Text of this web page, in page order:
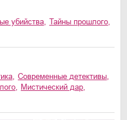
убийства, тайны прошлого,
, современные детективы,
, мистический дар,